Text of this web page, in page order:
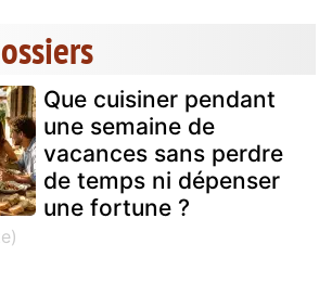
Que cuisiner pendant
une semaine de
vacances sans perdre
de temps ni dépenser
une fortune ?